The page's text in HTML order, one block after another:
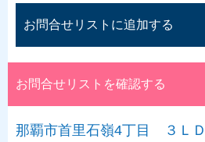
お問合せリストに追加する
お問合せリストを確認する
那覇市首里石嶺4丁目 ３Ｌ